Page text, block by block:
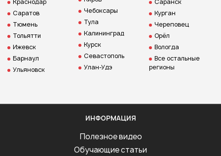
Краснодар
Саратов
Тюмень
Тольятти
Ижевск
Барнаул
Ульяновск
Чебоксары
Тула
Калининград
Курск
Севастополь
Улан-Удэ
Саранск
Курган
Череповец
Орёл
Вологда
Все остальные
регионы
ИНФОРМАЦИЯ
Полезное видео
Обучающие статьи